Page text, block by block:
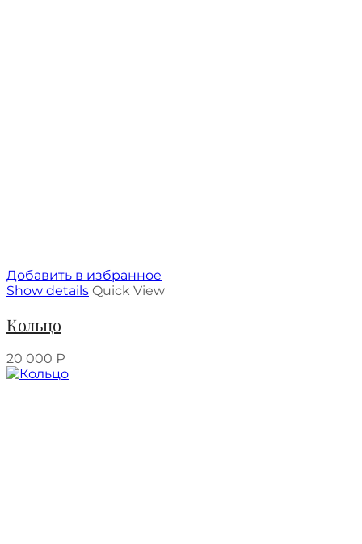
Добавить в избранное
Show details Quick View
Кольцо
20 000 ₽